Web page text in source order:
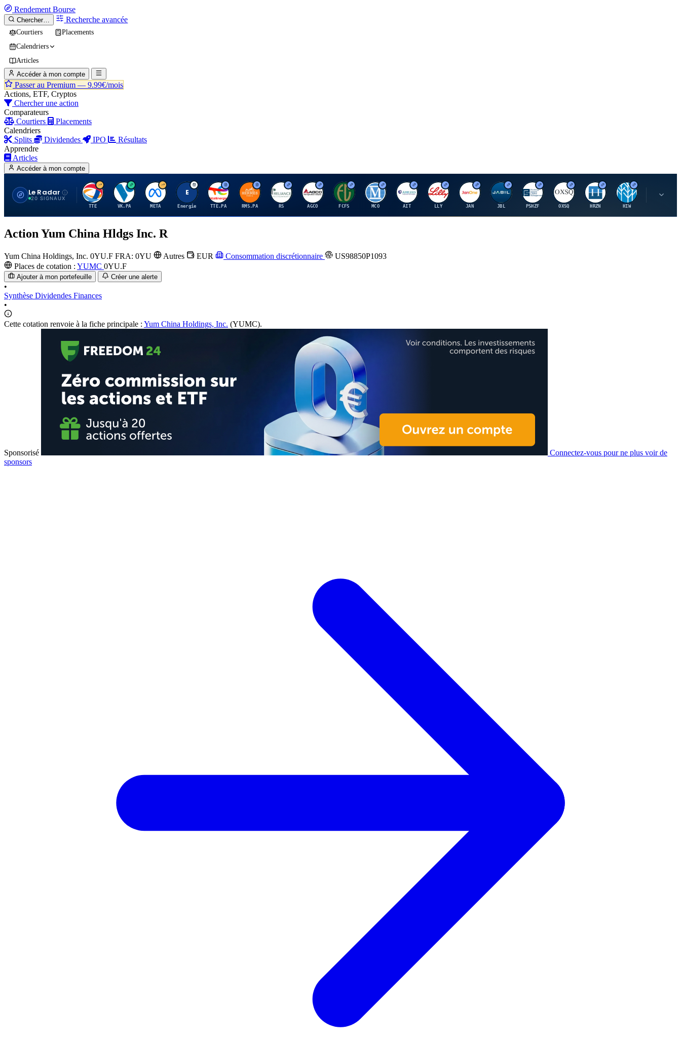
Rendement Bourse
Chercher… Recherche avancée
Courtiers
Placements
Calendriers
Articles
Accéder à mon compte
Passer au Premium — 9.99€/mois
Actions, ETF, Cryptos
Chercher une action
Comparateurs
Courtiers
Placements
Calendriers
Splits
Dividendes IPO
Résultats
Apprendre
Articles
Accéder à mon compte
Le Radar
20 SIGNAUX
T
TTE
V
VK.PA
M
META
E
Energie
T
TTE.PA
H
RMS.PA
R
RS
A
AGCO
F
FCFS
M
MCO
A
AIT
E
LLY
J
JAN
J
JBL
P
PSHZF
O
OXSQ
H
HRZN
H
HIW
U
Action Yum China Hldgs Inc. R
Yum China Holdings, Inc. 0YU.F FRA: 0YU Autres EUR Consommation discrétionnaire
US98850P1093
Places de cotation : YUMC 0YU.F
Ajouter à mon portefeuille Créer une alerte
•
Synthèse Dividendes Finances
•
Cette cotation renvoie à la fiche principale : Yum China Holdings, Inc. (YUMC).
Sponsorisé
Connectez-vous pour ne plus voir de
sponsors